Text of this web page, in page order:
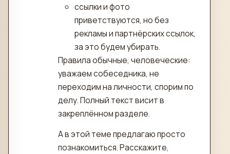
ссылки и фото
приветствуются, но без
рекламы и партнёрских ссылок,
за это будем убирать.
Правила обычные, человеческие:
уважаем собеседника, не
переходим на личности, спорим по
делу. Полный текст висит в
закреплённом разделе.
А в этой теме предлагаю просто
познакомиться. Расскажите,